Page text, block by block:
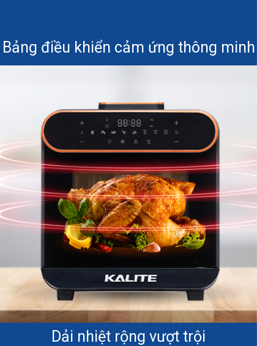
Dải nhiệt rộng vượt trội
Bảng điều khiển cảm ứng thông minh